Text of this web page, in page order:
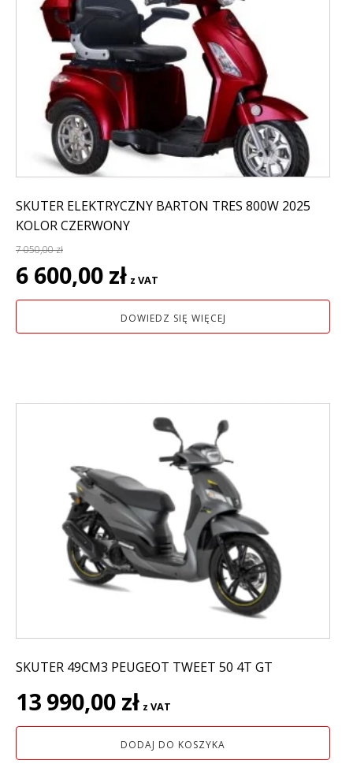
SKUTER ELEKTRYCZNY BARTON TRES 800W 2025
KOLOR CZERWONY
7 050,00zł
Pierwotna
cena
wynosiła:
6 600,00 zł cena
wynosi:
6
z VAT
DOWIEDZ SIĘ WIĘCEJ
SKUTER 49CM3 PEUGEOT TWEET 50 4T GT
13 990,00 zł z VAT
DODAJ DO KOSZYKA